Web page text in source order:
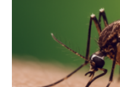
Grünalgen, die vor
lebten. Unter den
die noch heute in der
Süßwasseralge
dieser Gruppe bilden
mit scheibenförmiger